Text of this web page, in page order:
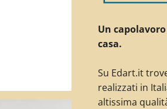
Un
casa.
Su Edart.it
realizzati in
altissima